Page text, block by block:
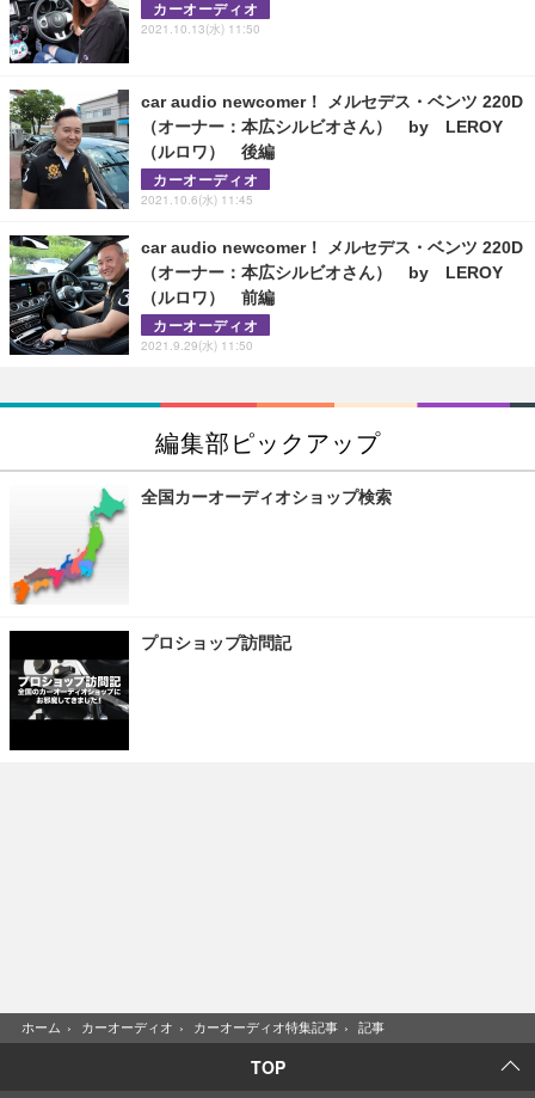
カーオーディオ
2021.10.13(水) 11:50
car audio newcomer！ メルセデス・ベンツ 220D
（オーナー：本広シルビオさん） by LEROY
（ルロワ） 後編
カーオーディオ
2021.10.6(水) 11:45
car audio newcomer！ メルセデス・ベンツ 220D
（オーナー：本広シルビオさん） by LEROY
（ルロワ） 前編
カーオーディオ
2021.9.29(水) 11:50
編集部ピックアップ
全国カーオーディオショップ検索
プロショップ訪問記
ホーム › カーオーディオ › カーオーディオ特集記事 › 記事
TOP